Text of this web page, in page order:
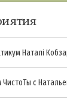
Наталі
с